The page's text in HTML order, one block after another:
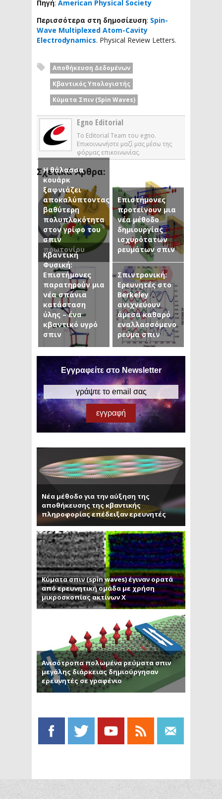
Πηγή: American Physical Society
Περισσότερα στη δημοσίευση: Spin-
Wave Multiplexed Atom-Cavity
Electrodynamics. Physical Review Letters.
Αποθήκευση Δεδομένων
Κβαντικός Υπολογιστής
Κύματα Σπιν (Spin Waves)
Egno Editorial
Το Editorial Team του egno.
Επικοινωνήστε μαζί μας μέσω της
φόρμας επικοινωνίας.
Σχετικά Άρθρα:
Η θάλασσα
κουάρκ
ξαφνιάζει
αποκαλύπτοντας
βαθύτερη
πολυπλοκότητα
στον γρίφο του
σπιν
πρωτονίου
Επιστήμονες
προτείνουν μια
νέα μέθοδο
δημιουργίας
ισχυρότατων
ρευμάτων σπιν
Κβαντική
Φυσική:
Επιστήμονες
παρατηρούν μια
νέα σπάνια
κατάσταση
ύλης – ένα
κβαντικό υγρό
σπιν
Σπιντρονική:
Ερευνητές στο
Berkeley
ανιχνεύουν
άμεσα καθαρό
εναλλασσόμενο
ρεύμα σπιν
Εγγραφείτε στο Newsletter
Νέα μέθοδο για την αύξηση της
αποθήκευσης της κβαντικής
πληροφορίας επέδειξαν ερευνητές
Κύματα σπιν (spin waves) έγιναν ορατά
από ερευνητική ομάδα με χρήση
μικροσκοπίας ακτίνων Χ
Ανισότροπα πολωμένα ρεύματα σπιν
μεγάλης διάρκειας δημιούργησαν
ερευνητές σε γραφένιο